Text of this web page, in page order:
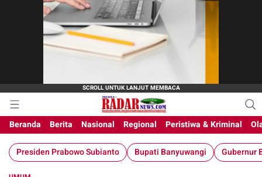
Beranda Berita Nasional Regional Peristiwa & Kriminal
Presiden Prabowo Subianto Bupati Banyuwangi Gubernur